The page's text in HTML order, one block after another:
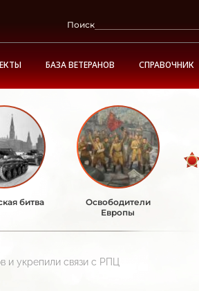
Поиск
БАЗА ВЕТЕРАНОВ СПРАВОЧНИК
битва
Освободители
Европы
и укрепили связи с РПЦ